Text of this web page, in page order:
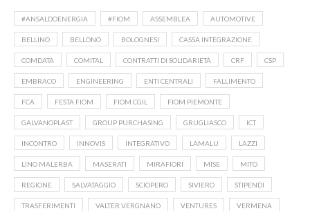
#ANSALDOENERGIA #FIOM ASSEMBLEA AUTOMOTIVE
BELLINO BELLONO BOLOGNESI CASSA INTEGRAZIONE
COMDATA COMITAL CONTRATTI DI SOLIDARIETÀ CRF CSP
EMBRACO ENGINEERING ENTI CENTRALI FALLIMENTO
FCA FESTA FIOM FIOM CGIL FIOM PIEMONTE
GALVANOPLAST GROUP PURCHASING GRUGLIASCO ICT
INCONTRO INNOVIS INTEGRATIVO LAMALU LAZZI
LINO MALERBA MASERATI MIRAFIORI MISE MITO
REGIONE SALVATAGGIO SCIOPERO SIVIERO STIPENDI
TRASFERIMENTI VALTER VERGNANO VENTURES VERMENA